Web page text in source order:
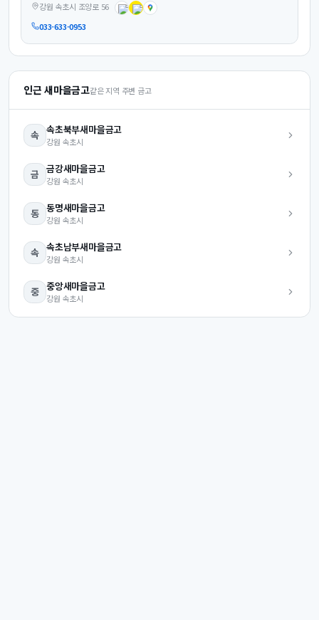
강원 속초시 조양로 56
033-633-0953
인근 새마을금고같은 지역 주변 금고
속 속초북부새마을금고
강원 속초시
금 금강새마을금고
강원 속초시
동 동명새마을금고
강원 속초시
속 속초남부새마을금고
강원 속초시
중 중앙새마을금고
강원 속초시